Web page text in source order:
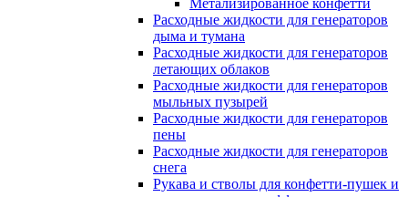
Метализированное конфетти
Расходные жидкости для генераторов
дыма и тумана
Расходные жидкости для генераторов
летающих облаков
Расходные жидкости для генераторов
мыльных пузырей
Расходные жидкости для генераторов
пены
Расходные жидкости для генераторов
снега
Рукава и стволы для конфетти-пушек и